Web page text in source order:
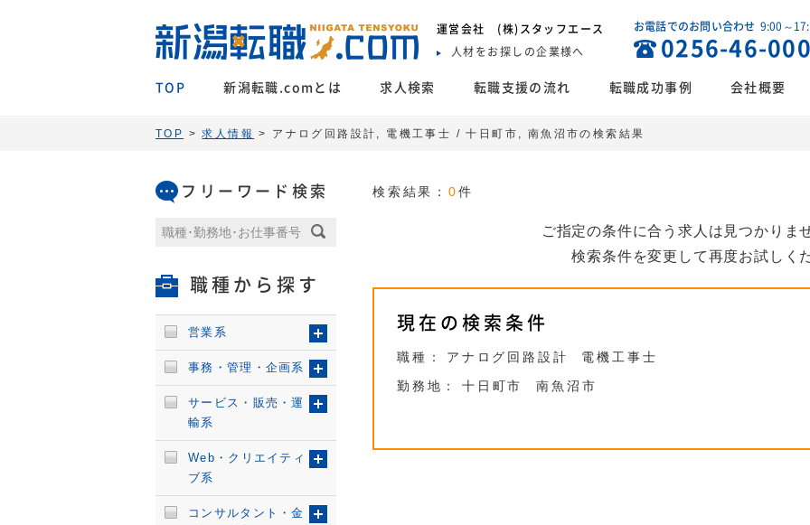
運営会社 (株)スタッフエース
人材をお探しの企業様へ
お電話でのお問い合わせ 9:00～
0256-46-
TOP 新潟転職.comとは 求人検索 転職支援の流れ 転職成功事例 会社概要
TOP >求人情報 > アナログ回路設計, 電機工事士 / 十日町市, 南魚沼市の検索結果
検索結果： 0件
ご指定の条件に合う求人は見つかりま
検索条件を変更して再度お試しく
現在の検索条件
職種： アナログ回路設計
電機工事士
勤務地：
十日町市
南魚沼市
フリーワード検索
職種から探す
営業系
事務・管理・企画系
サービス・販売・運
輸系
Web・クリエイティ
ブ系
コンサルタント・金